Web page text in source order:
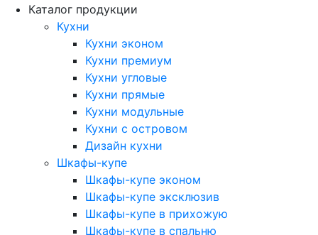
Каталог продукции
Кухни
Кухни эконом
Кухни премиум
Кухни угловые
Кухни прямые
Кухни модульные
Кухни с островом
Дизайн кухни
Шкафы-купе
Шкафы-купе эконом
Шкафы-купе эксклюзив
Шкафы-купе в прихожую
Шкафы-купе в спальню